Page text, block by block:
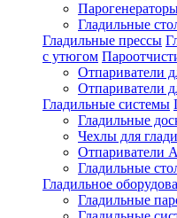
Гладильные
Гладильные прессы
с утюгом
Отпариватели
Отпариватели
Гладильные системы
Гладильные
Чехлы для
Отпариватели
Гладильные
Гладильное
Гладильные